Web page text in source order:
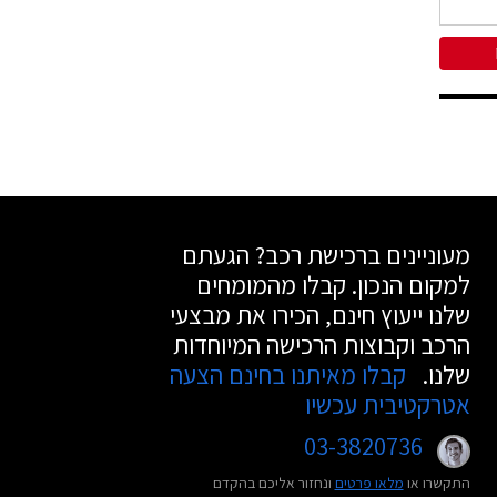
מעוניינים ברכישת רכב? הגעתם
למקום הנכון. קבלו מהמומחים
שלנו ייעוץ חינם, הכירו את מבצעי
הרכב וקבוצות הרכישה המיוחדות
שלנו. קבלו מאיתנו בחינם הצעה
אטרקטיבית עכשיו
03-3820736
התקשרו או מלאו פרטים ונחזור אליכם בהקדם